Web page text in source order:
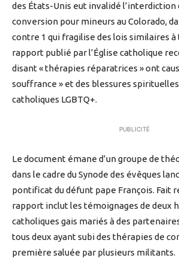
des États-Unis eut invalidé l’interdiction
conversion pour mineurs au Colorado,
contre 1 qui fragilise des lois similaires à
rapport publié par l’Église catholique
disant « thérapies réparatrices » ont
souffrance » et des blessures
catholiques LGBTQ+.
PUBLICITÉ
Le document émane d’un groupe de
dans le cadre du Synode des évêques
pontificat du défunt pape François. Fait
rapport inclut les témoignages de deux
catholiques gais mariés à des
tous deux ayant subi des thérapies de
première saluée par plusieurs militants.